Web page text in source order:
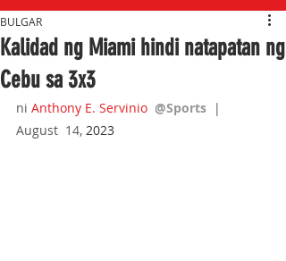
Kalidad ng Miami hindi natapatan ng
Cebu sa 3x3
BULGAR
ni Anthony E. Servinio @Sports |
August  14, 2023